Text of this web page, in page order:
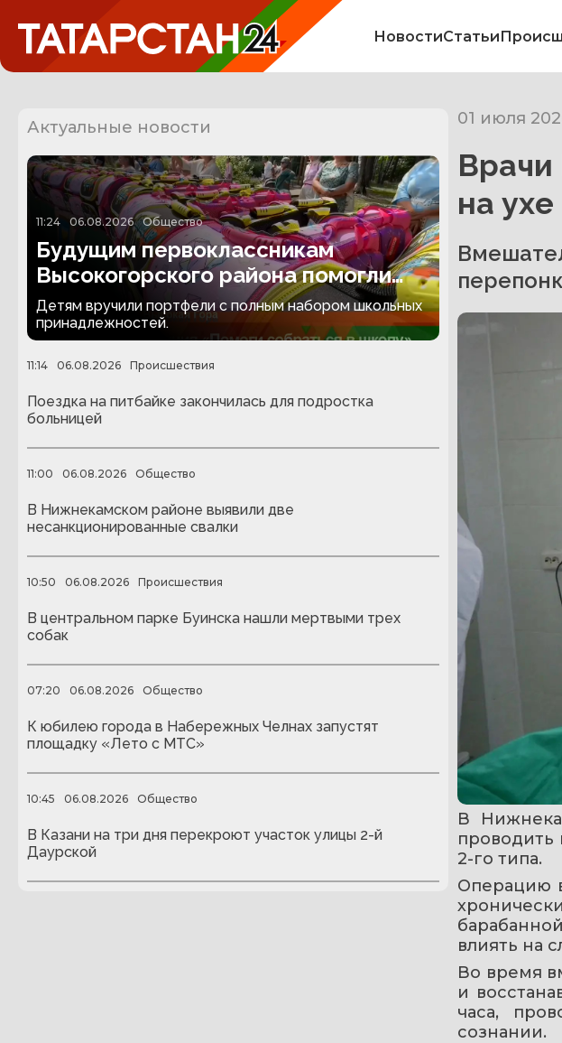
НовостиСтатьи
Актуальные новости
11:24 06.08.2026 Общество
Будущим первоклассникам
Высокогорского района помогли
собраться в школу
Детям вручили портфели с полным набором школьных
принадлежностей.
11:14 06.08.2026 Происшествия
Поездка на питбайке закончилась для подростка
больницей
11:00 06.08.2026 Общество
В Нижнекамском районе выявили две
несанкционированные свалки
10:50 06.08.2026 Происшествия
В центральном парке Буинска нашли мертвыми трех
собак
07:20 06.08.2026 Общество
К юбилею города в Набережных Челнах запустят
площадку «Лето с МТС»
10:45 06.08.2026 Общество
В Казани на три дня перекроют участок улицы 2-й
Даурской
01 июля
на ухе
В
проводить
2-го типа.
Операцию
влиять на
Во время
и
часа,
сознании.